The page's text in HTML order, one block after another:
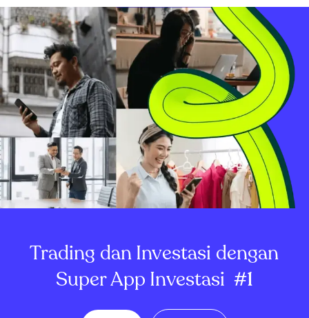
Trading dan Investasi dengan
Super App Investasi #1